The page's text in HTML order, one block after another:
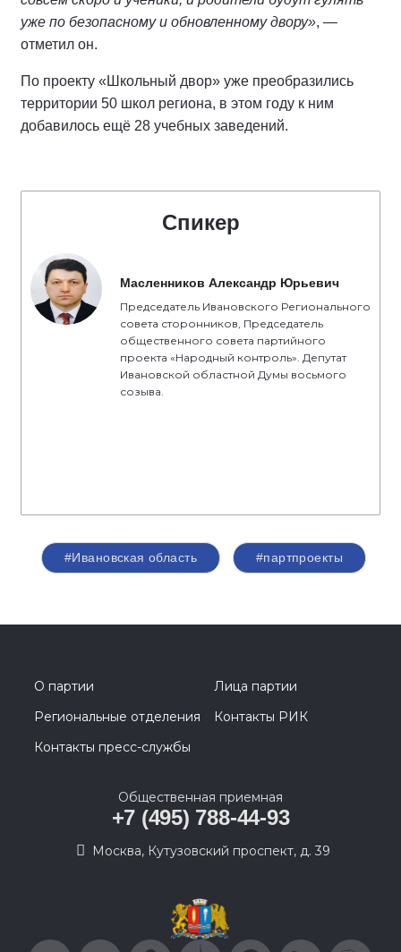
уже по безопасному и обновленному двору», —
отметил он.
По проекту «Школьный двор» уже преобразились
территории 50 школ региона, в этом году к ним
добавилось ещё 28 учебных заведений.
Спикер
Масленников Александр Юрьевич
Председатель Ивановского Регионального
совета сторонников, Председатель
общественного совета партийного
проекта «Народный контроль». Депутат
Ивановской областной Думы восьмого
созыва.
#Ивановская область #партпроекты
О партии
Лица партии
Региональные отделения
Контакты РИК
Контакты пресс-службы
Общественная приемная
+7 (495) 788-44-93
Москва, Кутузовский проспект, д. 39